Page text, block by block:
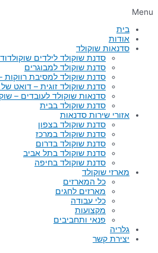
Menu
בית
אודות
סדנאות שוקולד
סדנת שוקולד לילדים
סדנת שוקולד למבוגרים
סדנת שוקולד למסיבת רווקות –
סדנת שוקולד זוגית – דואט
סדנאות שוקולד לעובדים –
סדנת שוקולד בבית
אזורי שירות סדנאות
סדנת שוקולד בצפון
סדנת שוקולד במרכז
סדנת שוקולד בדרום
סדנת שוקולד בתל אביב
סדנת שוקולד בחיפה
מארזי שוקולד
כל המארזים
מארזים לחגים
כלי עבודה
מקצועות
פנאי ותחביבים
גלריה
יצירת קשר